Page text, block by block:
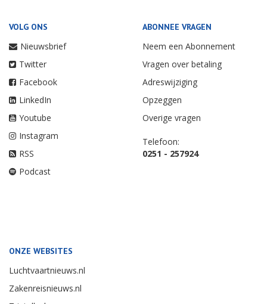
VOLG ONS
Nieuwsbrief
Twitter
Facebook
LinkedIn
Youtube
Instagram
RSS
Podcast
ABONNEE VRAGEN
Neem een Abonnement
Vragen over betaling
Adreswijziging
Opzeggen
Overige vragen
Telefoon:
0251 - 257924
ONZE WEBSITES
Luchtvaartnieuws.nl
Zakenreisnieuws.nl